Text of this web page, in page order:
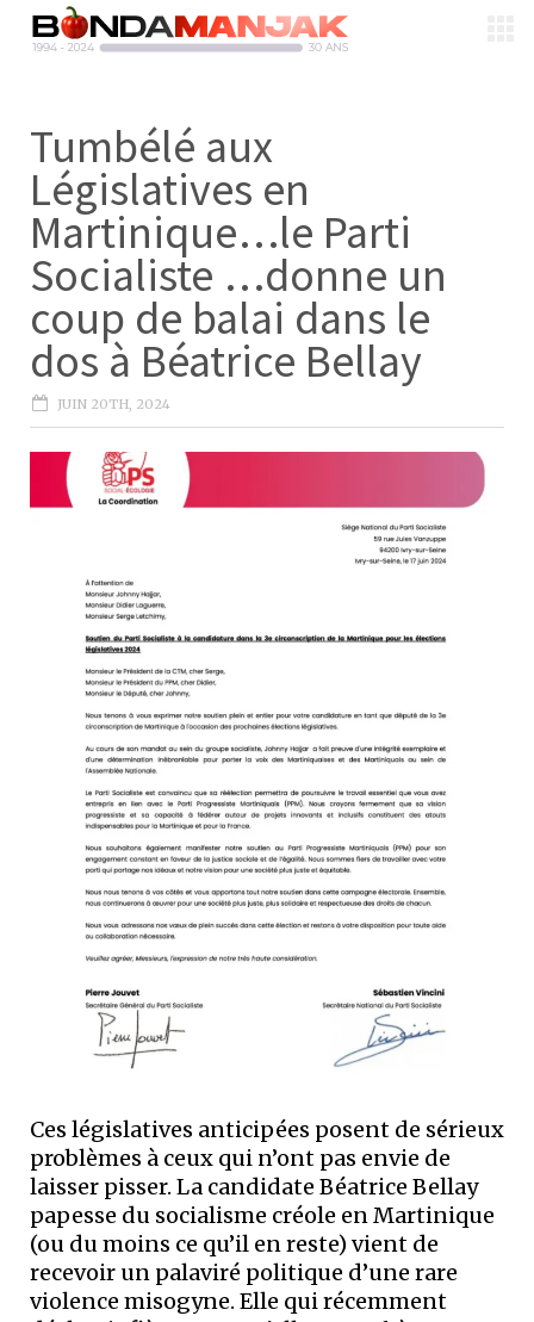
Tumbélé aux
Législatives en
Martinique…le Parti
Socialiste …donne un
coup de balai dans le
dos à Béatrice Bellay
JUIN 20TH, 2024
Ces législatives anticipées posent de sérieux
problèmes à ceux qui n’ont pas envie de
laisser pisser. La candidate Béatrice Bellay
papesse du socialisme créole en Martinique
(ou du moins ce qu’il en reste) vient de
recevoir un palaviré politique d’une rare
violence misogyne. Elle qui récemment